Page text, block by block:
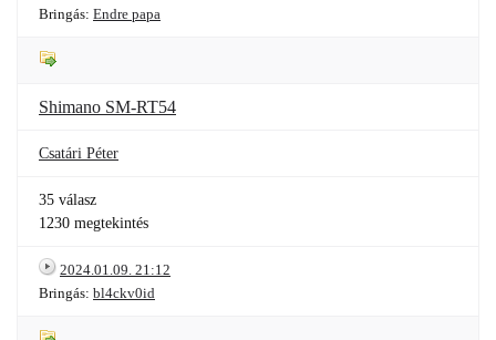
Bringás: Endre papa
Shimano SM-RT54
Csatári Péter
35 válasz
1230 megtekintés
2024.01.09. 21:12
Bringás: bl4ckv0id